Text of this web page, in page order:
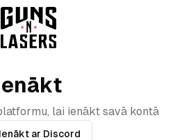
lai ienākt savā kontā
Ienākt ar Discord